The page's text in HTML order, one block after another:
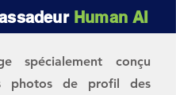
Human AI
spécialement conçu
photos de profil des